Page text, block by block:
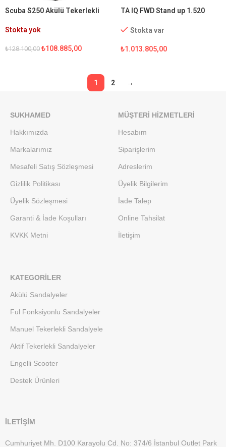
Scuba S250 Akülü Tekerlekli
Stokta yok
₺128.100,00 ₺108.885,00
TA IQ FWD Stand up 1.520
Sandalye
Stokta var
₺1.013.805,00
1 2 →
SUKHAMED
Hakkımızda
Markalarımız
Mesafeli Satış Sözleşmesi
Gizlilik Politikası
Üyelik Sözleşmesi
Garanti & İade Koşulları
KVKK Metni
MÜŞTERI HIZMETLERI
Hesabım
Siparişlerim
Adreslerim
Üyelik Bilgilerim
İade Talep
Online Tahsilat
İletişim
KATEGORILER
Akülü Sandalyeler
Ful Fonksiyonlu Sandalyeler
Manuel Tekerlekli Sandalyele
Aktif Tekerlekli Sandalyeler
Engelli Scooter
Destek Ürünleri
İLETİŞİM
Cumhuriyet Mh. D100 Karayolu Cd. No: 374/6 İstanbul Outlet Park